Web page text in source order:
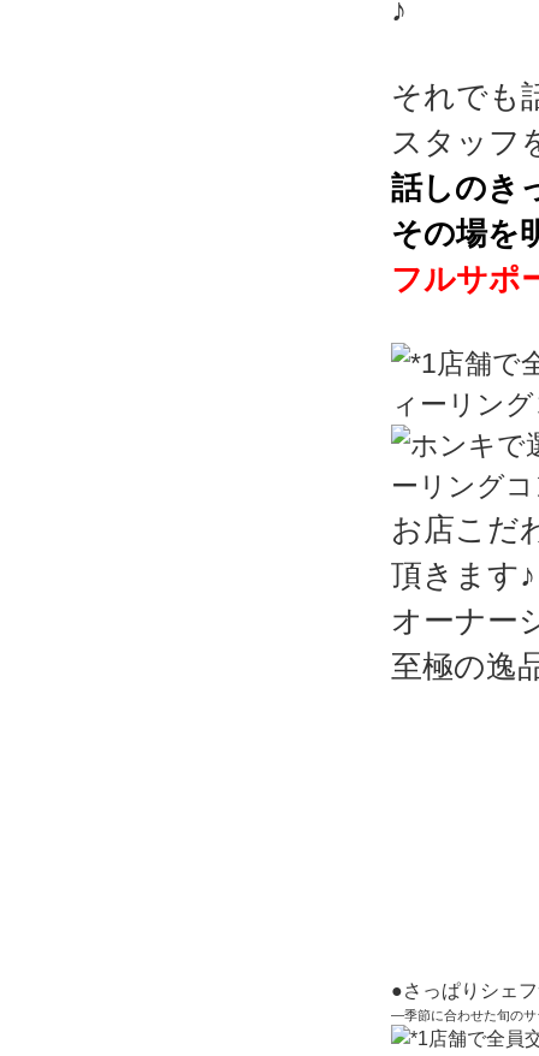
♪
それでも
スタッフ
話しのき
その場を
フルサポ
お店こだ
頂きます♪
オーナー
至極の逸
●さっぱりシェ
―季節に合わせた旬のサ